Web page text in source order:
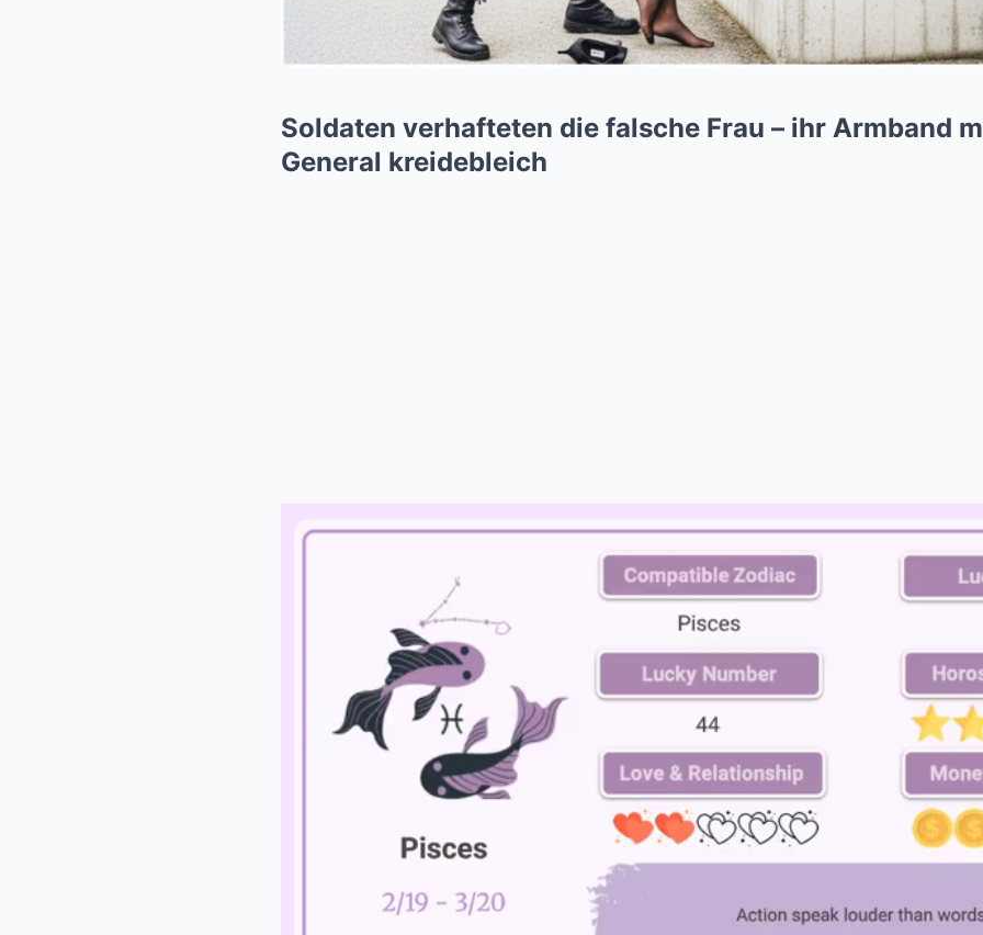
Soldaten verhafteten die falsche Frau – ihr Armband
General kreidebleich